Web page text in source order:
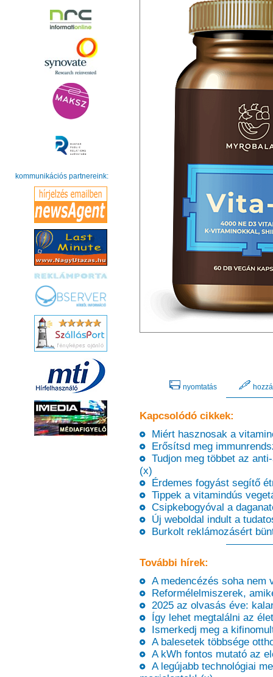
kommunikációs partnereink:
nyomtatás
Kapcsolódó cikkek:
Miért hasznosak a
Erősítsd meg
Tudjon meg többet az
(x)
Érdemes fogyást segítő
Tippek a vitamindús
Csipkebogyóval a
Új weboldal indult a
Burkolt reklámozásért
További hírek:
A medencézés soha nem
Reformélelmiszerek,
2025 az olvasás éve:
Így lehet megtalálni az
Ismerkedj meg a
A balesetek többsége
A kWh fontos mutató az
A legújabb technológiai